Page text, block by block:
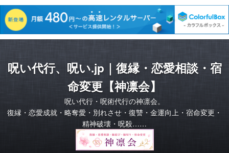
呪い代行、呪い.jp｜復縁・恋愛相談・宿
命変更【神凛会】
呪い代行・呪術代行の神凛会。
復縁・恋愛成就・略奪愛・別れさせ・復讐・金運向上・宿命変更・
精神破壊・呪殺……